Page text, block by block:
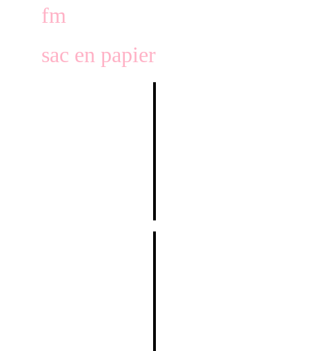
sac en papier
fm